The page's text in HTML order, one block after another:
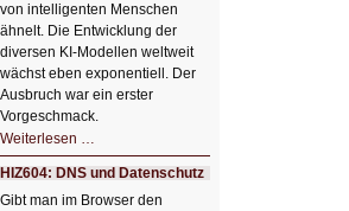
von intelligenten Menschen
ähnelt. Die Entwicklung der
diversen KI-Modellen weltweit
wächst eben exponentiell. Der
Ausbruch war ein erster
Vorgeschmack.
Weiterlesen …
Der
Ausbruch
der
KI
HIZ604: DNS und Datenschutz
Gibt man im Browser den